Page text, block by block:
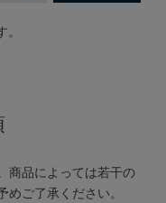
商品によっては若干の
ご了承ください。